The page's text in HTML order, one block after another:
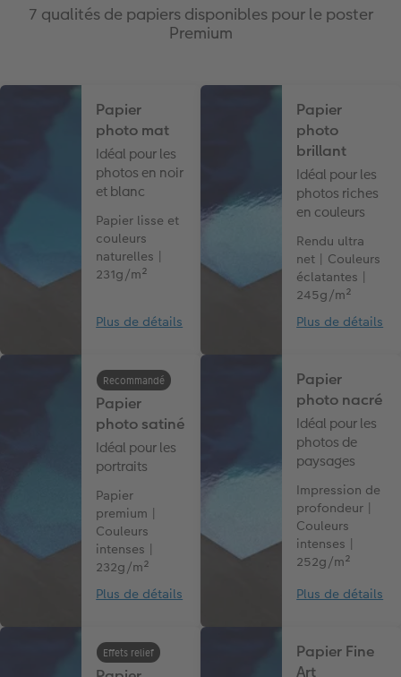
7 qualités de papiers disponibles pour le poster
Premium
Papier
photo mat
Idéal pour les
photos en noir
et blanc
Papier lisse et
couleurs
naturelles |
231g/m²
Plus de détails
Papier
photo
brillant
Idéal pour les
photos riches
en couleurs
Rendu ultra
net | Couleurs
éclatantes |
245g/m²
Plus de détails
Papier
photo satiné
Idéal pour les
portraits
Papier
premium |
Couleurs
intenses |
232g/m²
Recommandé
Plus de détails
Papier
photo nacré
Idéal pour les
photos de
paysages
Impression de
profondeur |
Couleurs
intenses |
252g/m²
Plus de détails
Effets relief
Papier Fine
Art